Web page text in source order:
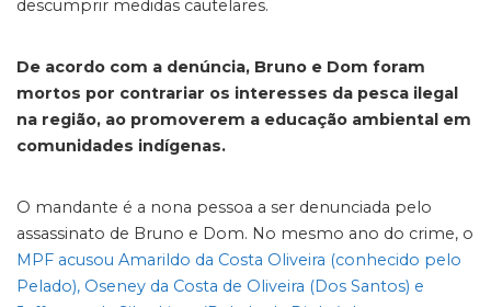
descumprir medidas cautelares.
De acordo com a denúncia, Bruno e Dom foram
mortos por contrariar os interesses da pesca ilegal
na região, ao promoverem a educação ambiental em
comunidades indígenas.
O mandante é a nona pessoa a ser denunciada pelo
assassinato de Bruno e Dom. No mesmo ano do crime, o
MPF acusou Amarildo da Costa Oliveira (conhecido pelo
Pelado), Oseney da Costa de Oliveira (Dos Santos) e